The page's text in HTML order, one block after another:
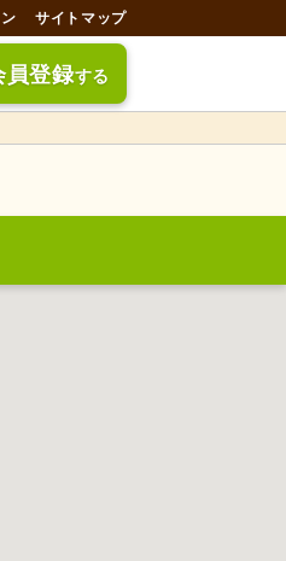
サイトマップ
員登録する